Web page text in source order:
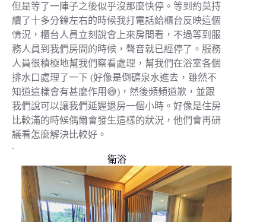
但是等了一陣子之後似乎沒那麼快停。等到約莫持
續了十多分鐘左右的時候我打電話給櫃台反映這個
情況，櫃台人員立刻說會上來房間看，不過等到服
務人員到我們房間的時候，聲音就已經停了。服務
人員很積極地幫我們察看處理，幫我們在浴室各個
排水口處理了一下 (好像是倒礦泉水進去，雖然不
知道這樣會有甚麼作用😅)，然後頻頻道歉，並跟
我們說可以讓我們延遲退房一個小時。好像是住房
比較滿的時候偶爾會發生這樣的狀況，他們會再研
議看怎麼解決比較好。
.
衛浴